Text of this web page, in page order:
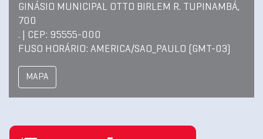
GINÁSIO MUNICIPAL OTTO BIRLEM R. TUPINAMBÁ,
700
. | CEP: 95555-000
FUSO HORÁRIO: AMERICA/SAO_PAULO (GMT-03)
MAPA